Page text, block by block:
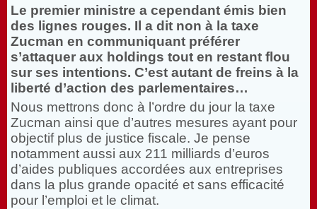
Le premier ministre a cependant émis bien
des lignes rouges. Il a dit non à la taxe
Zucman en communiquant préférer
s’attaquer aux holdings tout en restant flou
sur ses intentions. C’est autant de freins à la
liberté d’action des parlementaires…
Nous mettrons donc à l’ordre du jour la taxe
Zucman ainsi que d’autres mesures ayant pour
objectif plus de justice fiscale. Je pense
notamment aussi aux 211 milliards d’euros
d’aides publiques accordées aux entreprises
dans la plus grande opacité et sans efficacité
pour l’emploi et le climat.